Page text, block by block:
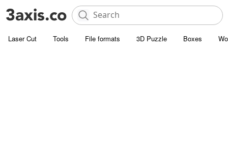
Laser Cut Tools File formats 3D Puzzle Boxes